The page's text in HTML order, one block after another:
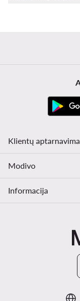
Klientų
Modivo
Informacija